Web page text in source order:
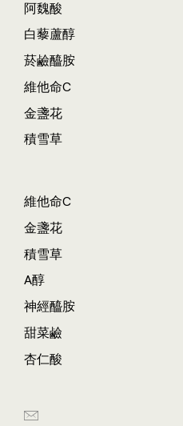
阿魏酸
白藜蘆醇
菸鹼醯胺
維他命C
金盞花
積雪草
維他命C
金盞花
積雪草
A醇
神經醯胺
甜菜鹼
杏仁酸